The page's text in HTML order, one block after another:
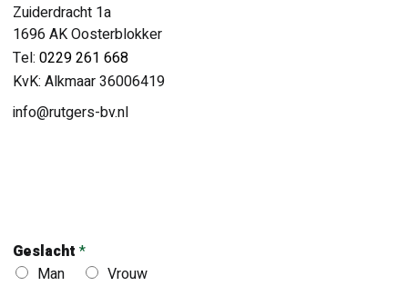
Zuiderdracht 1a
1696 AK Oosterblokker
Tel:0229 261 668
KvK: Alkmaar 36006419
info@rutgers-bv.nl
Geslacht*
Man
Vrouw